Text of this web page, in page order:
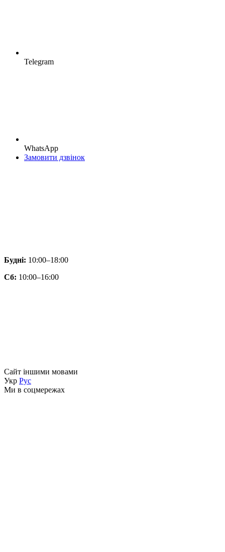
Telegram
WhatsApp
Замовити дзвінок
Будні: 10:00–18:00
Сб: 10:00–16:00
Сайт іншими мовами
Укр Рус
Ми в соцмережах